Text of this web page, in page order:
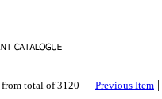
from total of 3120 Previous Item |